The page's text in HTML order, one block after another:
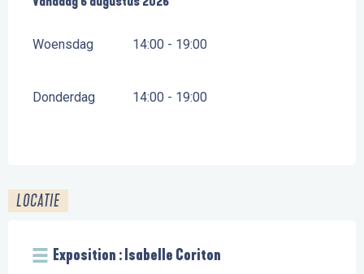
Woensdag 14:00 - 19:00
Donderdag 14:00 - 19:00
LOCATIE
Exposition : Isabelle Coriton